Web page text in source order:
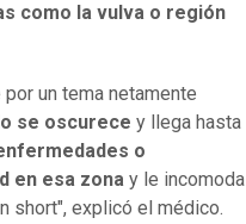
como la vulva o región
un tema netamente
se oscurece y llega hasta
o
en esa zona y le incomoda
short", explicó el médico.